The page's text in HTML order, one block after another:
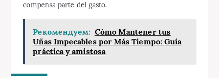
compensa parte del gasto.
Рекомендуем: Cómo Mantener tus
Uñas Impecables por Más Tiempo: Guía
práctica y amistosa